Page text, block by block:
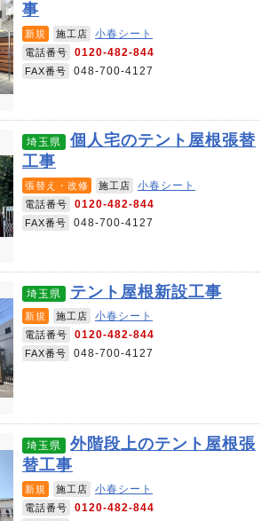
事
新規 施工店 小春シート
電話番号 0120-482-844
FAX番号 048-700-4127
埼玉県
個人宅のテント屋根張替
工事
張替え・改修 施工店 小春シート
電話番号 0120-482-844
FAX番号 048-700-4127
埼玉県 テント屋根新設工事
新規 施工店 小春シート
電話番号 0120-482-844
FAX番号 048-700-4127
埼玉県
外階段上のテント屋根張
替工事
新規 施工店 小春シート
電話番号
0120-482-844